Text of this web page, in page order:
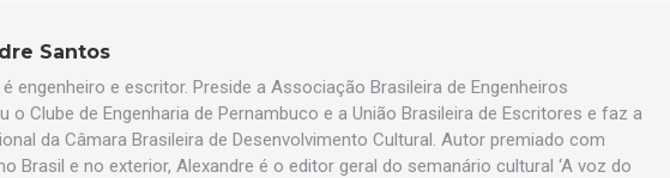
Santos
engenheiro e escritor. Preside a Associação Brasileira de Engenheiros
o Clube de Engenharia de Pernambuco e a União Brasileira de Escritores e faz a
da Câmara Brasileira de Desenvolvimento Cultural. Autor premiado com
Brasil e no exterior, Alexandre é o editor geral do semanário cultural ‘A voz do